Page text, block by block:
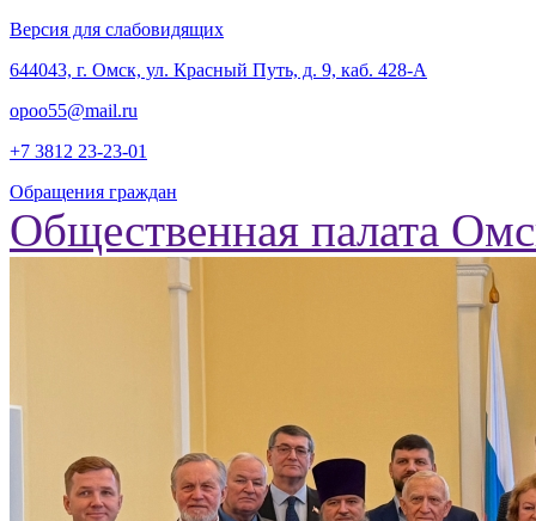
Версия для слабовидящих
‎644043, г. Омск, ул. Красный Путь, д. 9, каб. 428-А
opoo55@mail.ru
+7 3812 23-23-01
Обращения граждан
Общественная палата